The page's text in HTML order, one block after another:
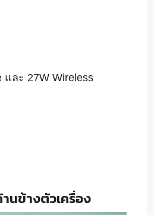
และ 27W Wireless
นข้างตัวเครื่อง